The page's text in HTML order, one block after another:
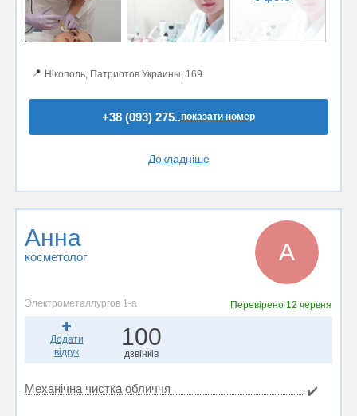
📍 Нікополь, Патриотов Украины, 169
+38 (093) 275..показати номер
Докладніше
Анна
косметолог А
Электрометаллургов 1-а Перевірено 12 червня
Додати
відгук
100
дзвінків
Механічна чистка обличчя ✔️